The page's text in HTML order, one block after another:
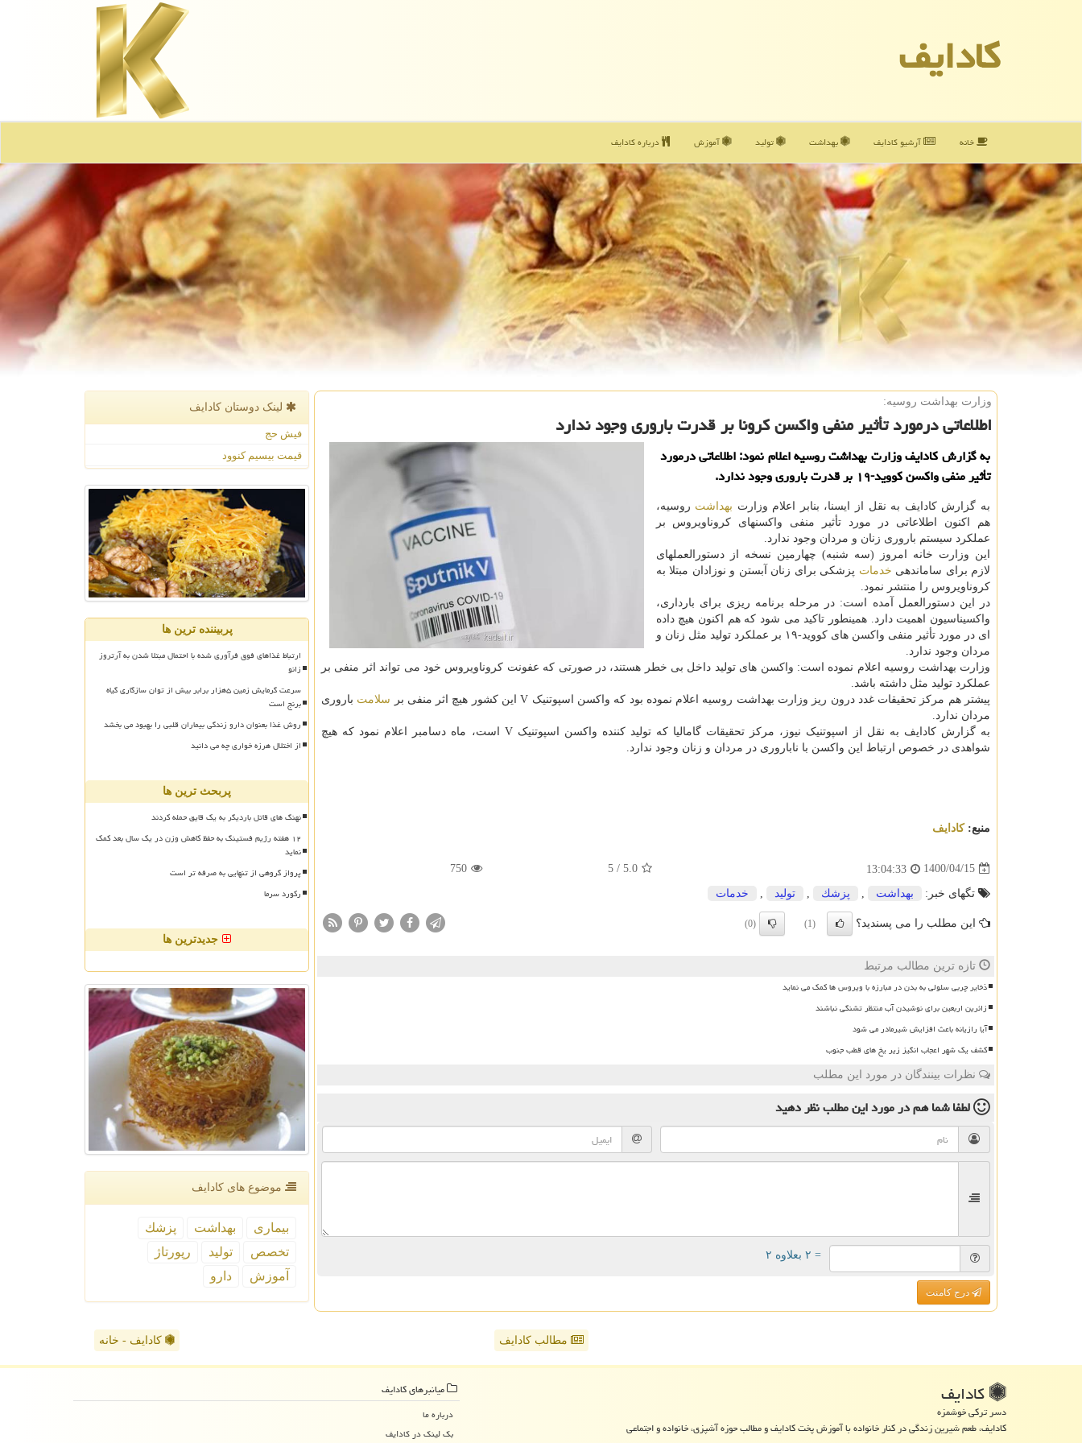
كادایف
خانه آرشیو كادایف بهداشت تولید آموزش درباره كادایف
وزارت بهداشت روسیه:
اطلاعاتی درمورد تأثیر منفی واكسن كرونا بر قدرت باروری وجود ندارد
به گزارش کادایف وزارت بهداشت روسیه اعلام نمود: اطلاعاتی درمورد
تأثیر منفی واکسن کووید-۱۹ بر قدرت باروری وجود ندارد.
به گزارش کادایف به نقل از ایسنا، بنابر اعلام وزارت بهداشت روسیه،
هم اکنون اطلاعاتی در مورد تأثیر منفی واکسنهای کروناویروس بر
عملکرد سیستم باروری زنان و مردان وجود ندارد.
این وزارت خانه امروز (سه شنبه) چهارمین نسخه از دستورالعملهای
لازم برای ساماندهی خدمات پزشکی برای زنان آبستن و نوزادان مبتلا به
کروناویروس را منتشر نمود.
در این دستورالعمل آمده است: در مرحله برنامه ریزی برای بارداری،
واکسیناسیون اهمیت دارد. همینطور تاکید می شود که هم اکنون هیچ داده
ای در مورد تأثیر منفی واکسن های کووید-۱۹ بر عملکرد تولید مثل زنان و
مردان وجود ندارد.
وزارت بهداشت روسیه اعلام نموده است: واکسن های تولید داخل بی خطر هستند، در صورتی که عفونت کروناویروس خود می تواند اثر منفی بر
عملکرد تولید مثل داشته باشد.
پیشتر هم مرکز تحقیقات غدد درون ریز وزارت بهداشت روسیه اعلام نموده بود که واکسن اسپوتنیک V این کشور هیچ اثر منفی بر
سلامت باروری
مردان ندارد.
به گزارش کادایف به نقل از اسپوتنیک نیوز، مرکز تحقیقات گامالیا که تولید کننده واکسن اسپوتنیک V است، ماه دسامبر اعلام نمود که هیچ
شواهدی در خصوص ارتباط این واکسن با ناباروری در مردان و زنان وجود ندارد.
منبع:كادایف
1400/04/15
13:04:33
5.0
/
5
750
تگهای خبر: بهداشت , پزشك , تولید , خدمات
این مطلب را می پسندید؟ (1)
(0)
تازه ترین مطالب مرتبط
ذخایر چربی سلولی به بدن در مبارزه با ویروس ها کمک می نماید
زائرین اربعین برای نوشیدن آب منتظر تشنگی نباشند
آیا رازیانه باعث افزایش شیرمادر می شود
کشف یک شهر اعجاب انگیز زیر یخ های قطب جنوب
نظرات بینندگان در مورد این مطلب
لطفا شما همدر مورد این مطلبنظر دهید
= ۲ بعلاوه ۲
درج کامنت
لینک دوستان كادایف
فیش حج
قیمت بیسیم کنوود
پربیننده ترین ها
ارتباط غذاهای فوق فرآوری شده با احتمال مبتلا شدن به آرتروز
زانو
سرعت گرمایش زمین ۵هزار برابر بیش از توان سازگاری گیاه
برنج است
روش غذا بعنوان دارو زندگی بیماران قلبی را بهبود می بخشد
از اختلال هرزه خواری چه می دانید
پربحث ترین ها
نهنگ های قاتل باردیگر به یک قایق حمله کردند
۱۲ هفته رژیم فستینگ به حفظ کاهش وزن در یک سال بعد کمک
نماید
پرواز گروهی از تنهایی به صرفه تر است
رکورد سرما
جدیدترین ها
موضوع های كادایف
بیماری بهداشت
پزشك
تخصص
تولید
رپورتاژ
آموزش
دارو
مطالب کادایف کادایف - خانه
كادایف
دسر ترکی خوشمزه
کادایف، طعم شیرین زندگی در کنار خانواده با آموزش پخت کادایف و مطالب حوزه آشپزی، خانواده و اجتماعی
میانبرهای كادایف
درباره ما
بک لینک در كادایف